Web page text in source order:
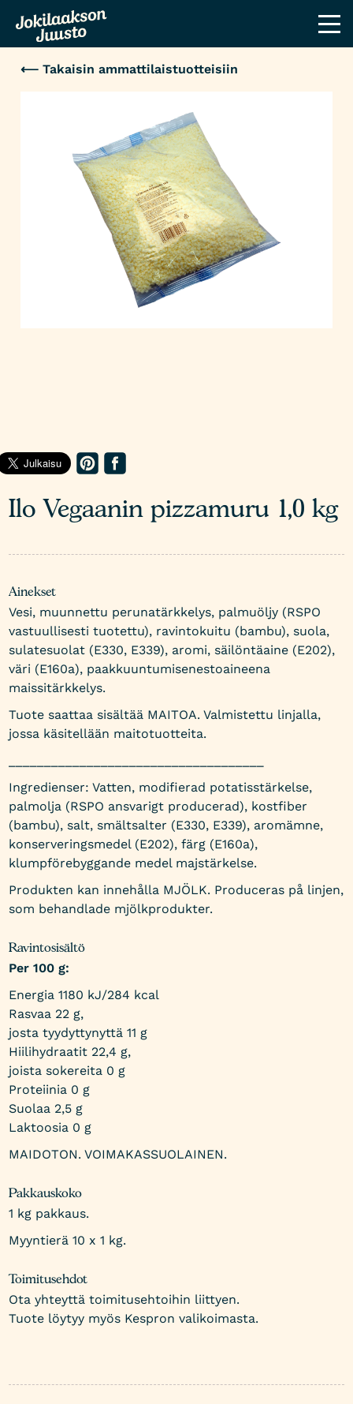
⟵ Takaisin ammattilaistuotteisiin
Ilo Vegaanin pizzamuru 1,0 kg
Ainekset
Vesi, muunnettu perunatärkkelys, palmuöljy (RSPO
vastuullisesti tuotettu), ravintokuitu (bambu), suola,
sulatesuolat (E330, E339), aromi, säilöntäaine (E202),
väri (E160a), paakkuuntumisenestoaineena
maissitärkkelys.
Tuote saattaa sisältää MAITOA. Valmistettu linjalla,
jossa käsitellään maitotuotteita.
Ingredienser: Vatten, modifierad potatisstärkelse,
palmolja (RSPO ansvarigt producerad), kostfiber
(bambu), salt, smältsalter (E330, E339), aromämne,
konserveringsmedel (E202), färg (E160a),
klumpförebyggande medel majstärkelse.
Produkten kan innehålla MJÖLK. Produceras på linjen,
som behandlade mjölkprodukter.
Ravintosisältö
Per 100 g:
Energia 1180 kJ/284 kcal
Rasvaa 22 g,
josta tyydyttynyttä 11 g
Hiilihydraatit 22,4 g,
joista sokereita 0 g
Proteiinia 0 g
Suolaa 2,5 g
Laktoosia 0 g
MAIDOTON. VOIMAKASSUOLAINEN.
Pakkauskoko
1 kg pakkaus.
Myyntierä 10 x 1 kg.
Toimitusehdot
Ota yhteyttä toimitusehtoihin liittyen.
Tuote löytyy myös Kespron valikoimasta.